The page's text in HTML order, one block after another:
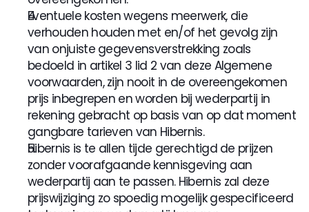
Eventuele kosten wegens meerwerk, die
verhouden houden met en/of het gevolg zijn
van onjuiste gegevensverstrekking zoals
bedoeld in artikel 3 lid 2 van deze Algemene
voorwaarden, zijn nooit in de overeengekomen
prijs inbegrepen en worden bij wederpartij in
rekening gebracht op basis van op dat moment
gangbare tarieven van Hibernis.
Hibernis is te allen tijde gerechtigd de prijzen
zonder voorafgaande kennisgeving aan
wederpartij aan te passen. Hibernis zal deze
prijswijziging zo spoedig mogelijk gespecificeerd